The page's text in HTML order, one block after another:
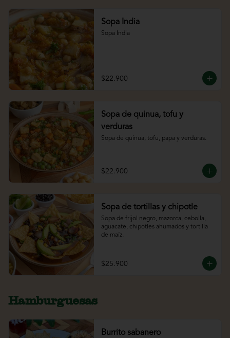
Sopa India
Sopa India
$22.900
Sopa de quinua, tofu y
verduras
Sopa de quinua, tofu, papa y verduras.
$22.900
Sopa de tortillas y chipotle
Sopa de frijol negro, mazorca, cebolla,
aguacate, chipotles ahumados y tortilla
de maíz.
$25.900
Hamburguesas
Burrito sabanero